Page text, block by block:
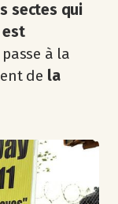
sectes qui
est
à la
de la